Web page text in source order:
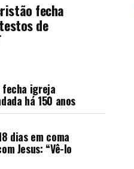
fecha
de
fecha igreja
há 150 anos
dias em coma
Jesus: “Vê-lo